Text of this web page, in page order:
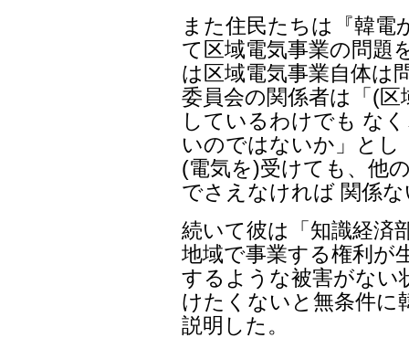
また住民たちは『韓電
て区域電気事業の問題
は区域電気事業自体は
委員会の関係者は「(
しているわけでも な
いのではないか」とし
(電気を)受けても、他
でさえなければ 関係
続いて彼は「知識経済
地域で事業する権利が
するような被害がない
けたくないと無条件に
説明した。